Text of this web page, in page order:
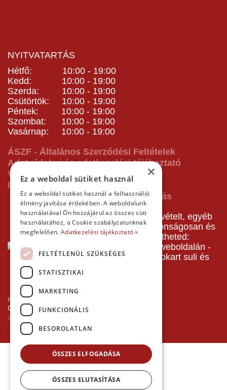
NYITVATARTÁS
Hétfő: 10:00 - 19:00
Kedd: 10:00 - 19:00
Szerda: 10:00 - 19:00
Csütörtök: 10:00 - 19:00
Péntek: 10:00 - 19:00
Szombat: 10:00 - 19:00
Vasárnap: 10:00 - 19:00
ÁSZF - Általános Szerződési Feltételek
Adatvédelmi és adatkezelési tájékoztató
Vásárlás előtti tájékoztató
Impresszum
A pályafoglalást, gokartverseny részvételt, egyéb
termékeinket, szolgáltatásainkat biztonságosan és
gyorsan bankkártyával is kifizetheted:
Kezdőlap
Copyright © 2026 Minden jog fenntartva!
Websiker Ügynökség - Richard27.hu Kft.
×
Ez a weboldal sütiket használ
Ez a weboldal sütiket használ a felhasználói
élmény javítása érdekében. A weboldalunk
használatával Ön hozzájárul az összes süti
használatához, a Cookie szabályzatunknak
megfelelően. Adatkezelési tájékoztató »
FELTÉTLENÜL SZÜKSÉGES
STATISZTIKAI
MARKETING
FUNKCIONÁLIS
BESOROLATLAN
ÖSSZES ELFOGADÁSA
ÖSSZES ELUTASÍTÁSA